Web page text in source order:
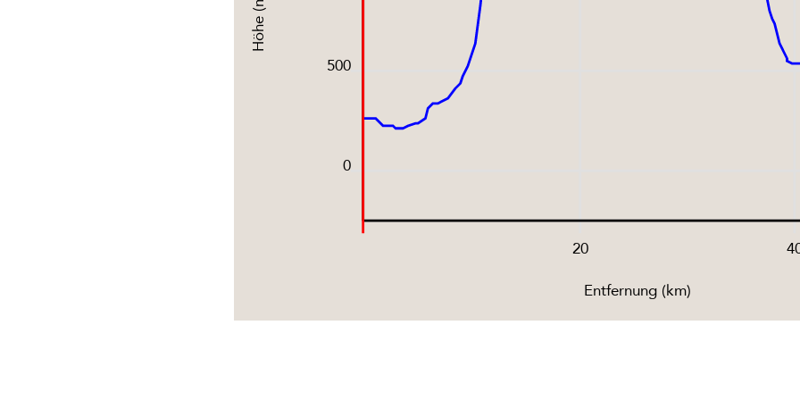
0
500
20
Entfernung (km)
Höhe (m)